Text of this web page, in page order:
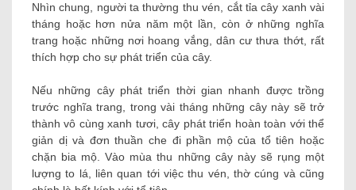
Nhìn chung, người ta thường thu vén, cắt tỉa cây xanh vài
tháng hoặc hơn nửa năm một lần, còn ở những nghĩa
trang hoặc những nơi hoang vắng, dân cư thưa thớt, rất
thích hợp cho sự phát triển của cây.
Nếu những cây phát triển thời gian nhanh được trồng
trước nghĩa trang, trong vài tháng những cây này sẽ trở
thành vô cùng xanh tươi, cây phát triển hoàn toàn với thể
giản dị và đơn thuần che đi phần mộ của tổ tiên hoặc
chặn bia mộ. Vào mùa thu những cây này sẽ rụng một
lượng to lá, liên quan tới việc thu vén, thờ cúng và cũng